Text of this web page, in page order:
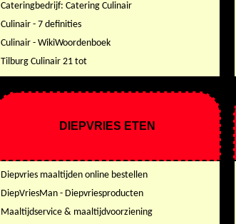
Cateringbedrijf: Catering Culinair
Culinair - 7 definities
Culinair - WikiWoordenboek
Tilburg Culinair 21 tot
DIEPVRIES ETEN
Diepvries maaltijden online bestellen
DiepVriesMan - Diepvriesproducten
Maaltijdservice & maaltijdvoorziening